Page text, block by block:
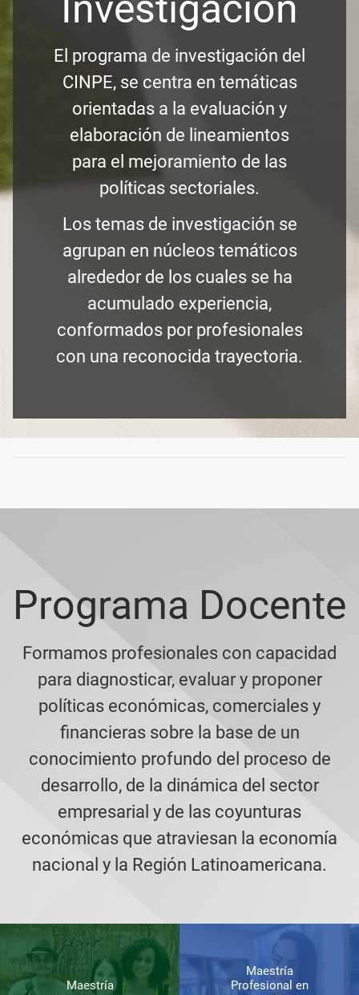
El programa de investigación del
CINPE, se centra en temáticas
orientadas a la evaluación y
elaboración de lineamientos
para el mejoramiento de las
políticas sectoriales.
Los temas de investigación se
agrupan en núcleos temáticos
alrededor de los cuales se ha
acumulado experiencia,
conformados por profesionales
con una reconocida trayectoria.
Programa Docente
Formamos profesionales con capacidad
para diagnosticar, evaluar y proponer
políticas económicas, comerciales y
financieras sobre la base de un
conocimiento profundo del proceso de
desarrollo, de la dinámica del sector
empresarial y de las coyunturas
económicas que atraviesan la economía
nacional y la Región Latinoamericana.
Maestría
Maestría
Profesional en